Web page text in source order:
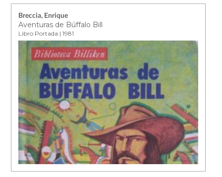
Breccia, Enrique
Aventuras de Búffalo Bill
Libro Portada | 1981